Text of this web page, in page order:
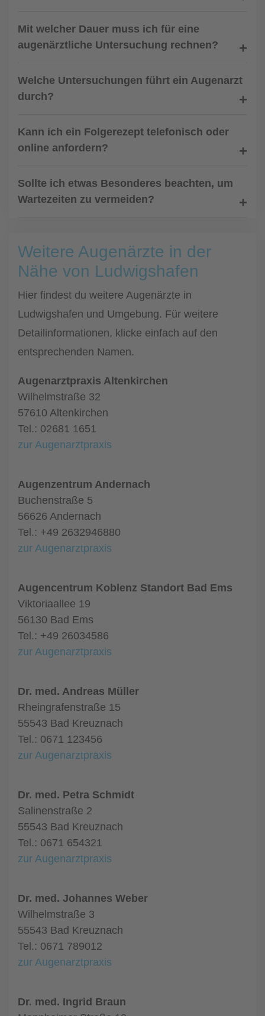
Mit welcher Dauer muss ich für eine
augenärztliche Untersuchung rechnen?
Welche Untersuchungen führt ein Augenarzt
durch?
Kann ich ein Folgerezept telefonisch oder
online anfordern?
Sollte ich etwas Besonderes beachten, um
Wartezeiten zu vermeiden?
Weitere Augenärzte in der
Nähe von Ludwigshafen
Hier findest du weitere Augenärzte in
Ludwigshafen und Umgebung. Für weitere
Detailinformationen, klicke einfach auf den
entsprechenden Namen.
Augenarztpraxis Altenkirchen
Wilhelmstraße 32
57610 Altenkirchen
Tel.: 02681 1651
zur Augenarztpraxis
Augenzentrum Andernach
Buchenstraße 5
56626 Andernach
Tel.: +49 2632946880
zur Augenarztpraxis
Augencentrum Koblenz Standort Bad Ems
Viktoriaallee 19
56130 Bad Ems
Tel.: +49 26034586
zur Augenarztpraxis
Dr. med. Andreas Müller
Rheingrafenstraße 15
55543 Bad Kreuznach
Tel.: 0671 123456
zur Augenarztpraxis
Dr. med. Petra Schmidt
Salinenstraße 2
55543 Bad Kreuznach
Tel.: 0671 654321
zur Augenarztpraxis
Dr. med. Johannes Weber
Wilhelmstraße 3
55543 Bad Kreuznach
Tel.: 0671 789012
zur Augenarztpraxis
Dr. med. Ingrid Braun